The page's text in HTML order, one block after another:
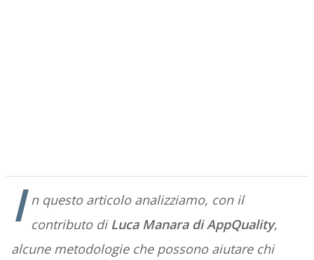
I n questo articolo analizziamo, con il
contributo diLuca Manara di AppQuality,
alcune metodologie che possono aiutare chi